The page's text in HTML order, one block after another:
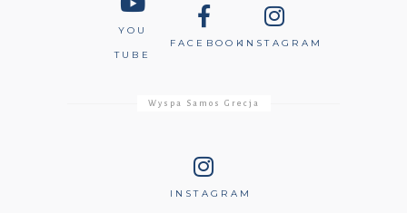
YOU
TUBE
FACEBOOKINSTAGRAM
Wyspa Samos Grecja
INSTAGRAM